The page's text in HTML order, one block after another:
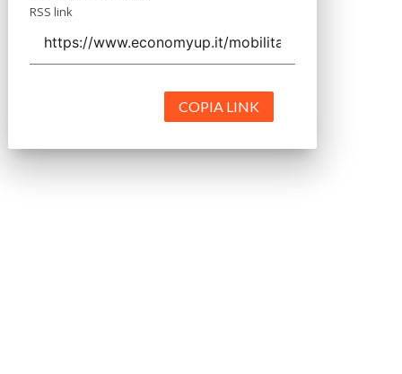
RSS link
COPIA LINK